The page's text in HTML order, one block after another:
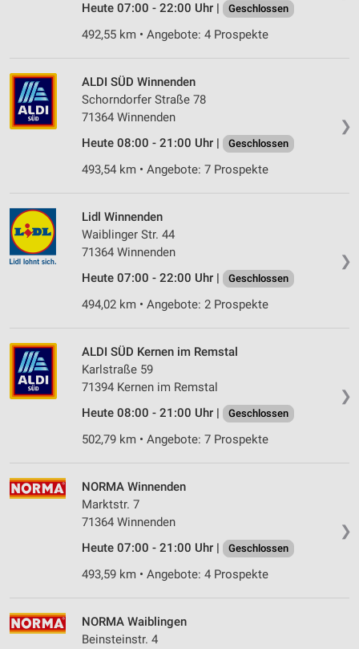
Heute 07:00 - 22:00 Uhr |
Geschlossen
492,55 km • Angebote: 4 Prospekte
❯
ALDI SÜD Winnenden
Schorndorfer Straße 78
71364 Winnenden
Heute 08:00 - 21:00 Uhr |
Geschlossen
493,54 km • Angebote: 7 Prospekte
❯
Lidl Winnenden
Waiblinger Str. 44
71364 Winnenden
Heute 07:00 - 22:00 Uhr |
Geschlossen
494,02 km • Angebote: 2 Prospekte
❯
ALDI SÜD Kernen im Remstal
Karlstraße 59
71394 Kernen im Remstal
Heute 08:00 - 21:00 Uhr |
Geschlossen
502,79 km • Angebote: 7 Prospekte
❯
NORMA Winnenden
Marktstr. 7
71364 Winnenden
Heute 07:00 - 21:00 Uhr |
Geschlossen
493,59 km • Angebote: 4 Prospekte
NORMA Waiblingen
Beinsteinstr. 4